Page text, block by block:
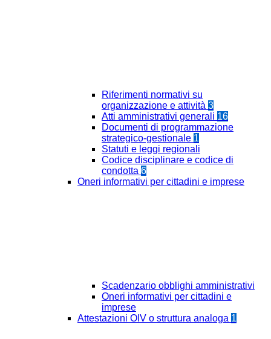
Riferimenti normativi su
organizzazione e attività 3
Atti amministrativi generali 16
Documenti di programmazione
strategico-gestionale 1
Statuti e leggi regionali
Codice disciplinare e codice di
condotta 6
Oneri informativi per cittadini e imprese
Scadenzario obblighi amministrativi
Oneri informativi per cittadini e
imprese
Attestazioni OIV o struttura analoga 1